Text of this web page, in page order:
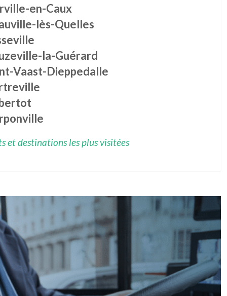
en-Caux
lès-Quelles
la-Guérard
Vaast-Dieppedalle
et destinations les plus visitées